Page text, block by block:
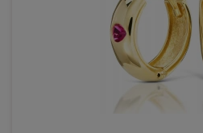
DO